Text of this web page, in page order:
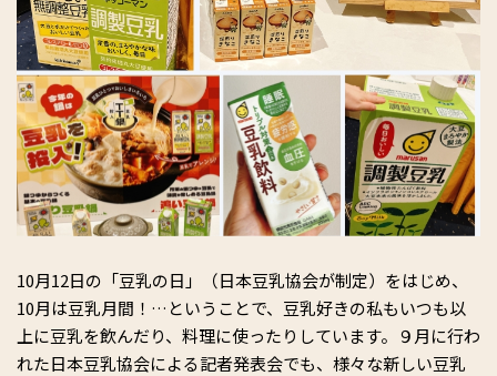
10月12日の「豆乳の日」（日本豆乳協会が制定）をはじめ、
10月は豆乳月間！…ということで、豆乳好きの私もいつも以
上に豆乳を飲んだり、料理に使ったりしています。９月に行わ
れた日本豆乳協会による記者発表会でも、様々な新しい豆乳